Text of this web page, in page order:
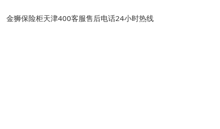
金狮保险柜天津400客服售后电话24小时热线